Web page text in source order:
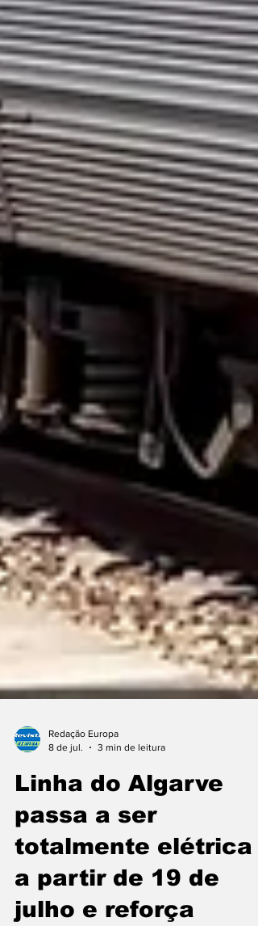
8 de jul.
3 min de leitura
Linha do Algarve
passa a ser
totalmente elétrica
a partir de 19 de